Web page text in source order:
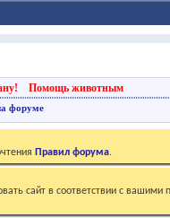
Помощь животным
форуме
Правил форума.
сайт в соответствии с вашими